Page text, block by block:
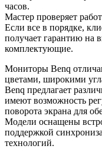
часов.
Мастер проверяет
Если все в порядке,
получает гарантию на
комплектующие.
Мониторы Benq
цветами, широкими
Benq предлагает
имеют возможность
поворота экрана для
Модели оснащены
поддержкой
технологий.